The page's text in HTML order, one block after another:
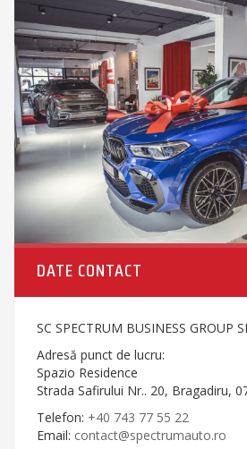
DATE CONTACT
SC SPECTRUM BUSINESS GROUP
Adresă punct de lucru:
Spazio Residence
Strada Safirului Nr.. 20, Bragadiru,
Telefon: +40 743 77 55 22
Email: contact@spectrumauto.ro